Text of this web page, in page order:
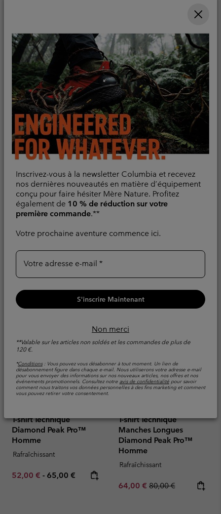
Inscrivez-vous à la newsletter Columbia et recevez
nos dernières nouveautés en matière d’équipement
conçu pour faire hésiter Mère Nature. Profitez
également de 10 % de réduction sur votre
première commande.**
Votre prochaine aventure commence ici.
Votre adresse e-mail
S'inscrire Maintenant
Non merci
**Valable sur les articles non soldés et les commandes de plus de
120 €.
*Conditions: Vous pouvez vous désabonner à tout moment. Un lien de
désabonnement figure dans chaque e-mail. Nous utiliserons votre adresse e-mail
pour vous envoyer des informations sur nos nouveaux articles, nos offres et nos
événements promotionnels. Consultez notre avis de confidentialité pour savoir
comment nous traitons vos données personnelles à des fins marketing et comment
vous pouvez retirer votre consentement.
T-shirt Technique
Manches Longues PFG
Uncharted™ Homme
Evacue l'humidité
Sale price:
44,00 €Regular price:
55,00 €
T-shirt Tissé Chill Creek™
Homme
Minimum sale price:
42,00 € -Maximum sale
49,00 €
T-shirt Technique
Diamond Peak Pro™
Homme
Rafraîchissant
Minimum sale price:
52,00 € - Maximum price:
65,00 €
T-shirt Technique
Manches Longues
Diamond Peak Pro™
Homme
Rafraîchissant
Sale price:
64,00 € Regular price:
80,00 €